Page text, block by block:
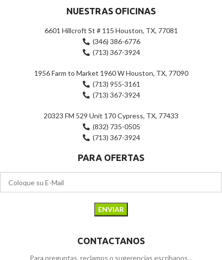
NUESTRAS OFICINAS
6601 Hillcroft St # 115 Houston, TX, 77081
(346) 386-6776
(713) 367-3924
1956 Farm to Market 1960 W Houston, TX, 77090
(713) 955-3161
(713) 367-3924
20323 FM 529 Unit 170 Cypress, TX, 77433
(832) 735-0505
(713) 367-3924
PARA OFERTAS
CONTACTANOS
Para preguntas, reclamos o sugerencias escríbanos...